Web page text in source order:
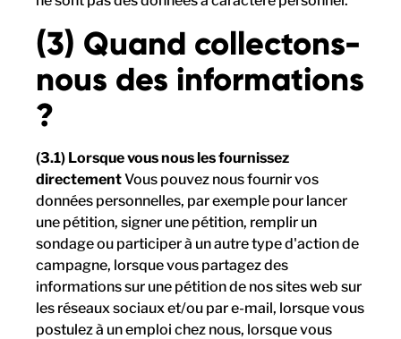
(3) Quand collectons-
nous des informations
?
(3.1) Lorsque vous nous les fournissez
directementVous pouvez nous fournir vos
données personnelles, par exemple pour lancer
une pétition, signer une pétition, remplir un
sondage ou participer à un autre type d'action de
campagne, lorsque vous partagez des
informations sur une pétition de nos sites web sur
les réseaux sociaux et/ou par e-mail, lorsque vous
postulez à un emploi chez nous, lorsque vous